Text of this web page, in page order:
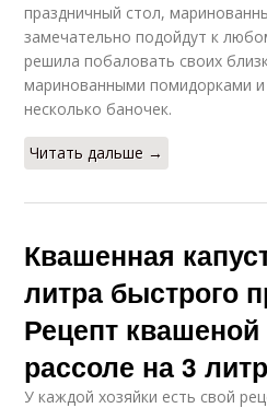
праздничный стол,
замечательно подойдут к
решила побаловать своих
маринованными помидорками и
несколько баночек.
Читать дальше →
Квашенная
литра быстрого
Рецепт
рассоле на 3
У каждой хозяйки есть свой